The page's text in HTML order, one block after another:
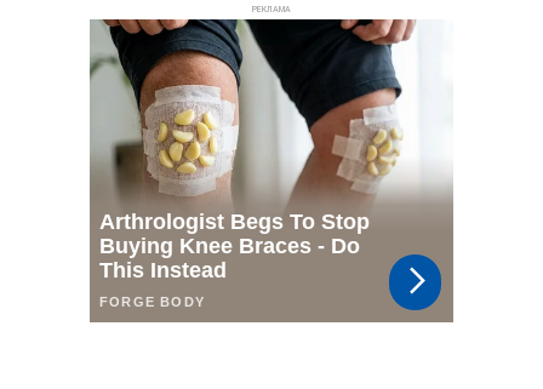
РЕКЛАМА